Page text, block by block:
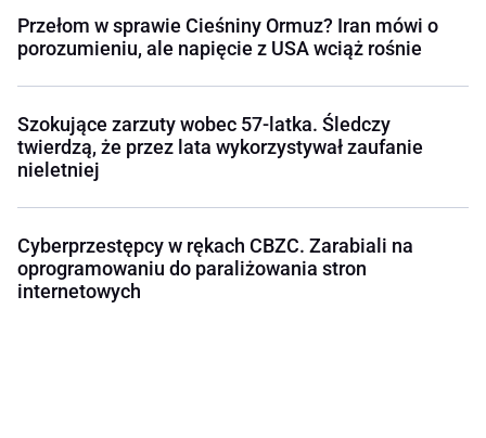
Przełom w sprawie Cieśniny Ormuz? Iran mówi o
porozumieniu, ale napięcie z USA wciąż rośnie
Szokujące zarzuty wobec 57-latka. Śledczy
twierdzą, że przez lata wykorzystywał zaufanie
nieletniej
Cyberprzestępcy w rękach CBZC. Zarabiali na
oprogramowaniu do paraliżowania stron
internetowych